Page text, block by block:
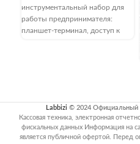
инструментальный набор для
работы предпринимателя:
планшет-терминал, доступ к
Labbizi © 2024 Официальный
Кассовая техника, электронная
фискальных данных Информация на
является публичной офертой. Перед